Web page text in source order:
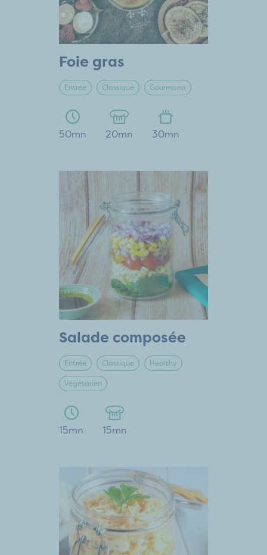
Foie gras
Entrée Classique Gourmand
50mn 20mn 30mn
Salade composée
Entrée Classique Healthy
Végétarien
15mn 15mn